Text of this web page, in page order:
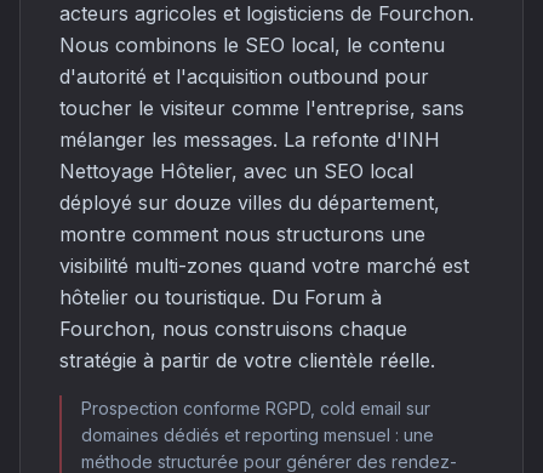
acteurs agricoles et logisticiens de Fourchon.
Nous combinons le SEO local, le contenu
d'autorité et l'acquisition outbound pour
toucher le visiteur comme l'entreprise, sans
mélanger les messages. La refonte d'INH
Nettoyage Hôtelier, avec un SEO local
déployé sur douze villes du département,
montre comment nous structurons une
visibilité multi-zones quand votre marché est
hôtelier ou touristique. Du Forum à
Fourchon, nous construisons chaque
stratégie à partir de votre clientèle réelle.
Prospection conforme RGPD, cold email sur
domaines dédiés et reporting mensuel : une
méthode structurée pour générer des rendez-